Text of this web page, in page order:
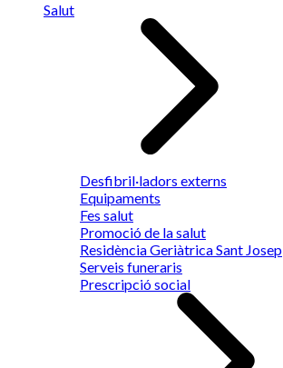
Salut
Desfibril·ladors externs
Equipaments
Fes salut
Promoció de la salut
Residència Geriàtrica Sant Josep
Serveis funeraris
Prescripció social